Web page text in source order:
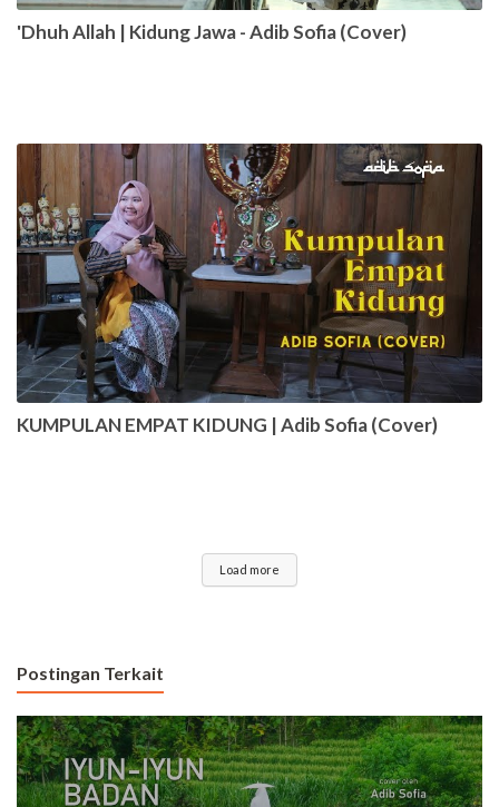
'Dhuh Allah | Kidung Jawa - Adib Sofia (Cover)
KUMPULAN EMPAT KIDUNG | Adib Sofia (Cover)
Load more
Postingan Terkait